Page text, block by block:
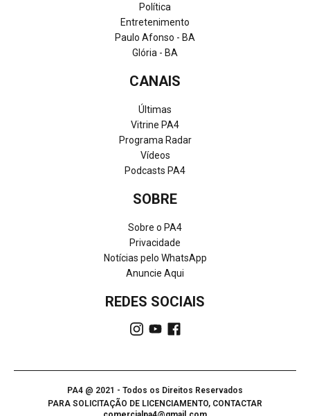
Política
Entretenimento
Paulo Afonso - BA
Glória - BA
CANAIS
Últimas
Vitrine PA4
Programa Radar
Vídeos
Podcasts PA4
SOBRE
Sobre o PA4
Privacidade
Notícias pelo WhatsApp
Anuncie Aqui
REDES SOCIAIS
PA4 @ 2021 - Todos os Direitos Reservados
PARA SOLICITAÇÃO DE LICENCIAMENTO, CONTACTAR